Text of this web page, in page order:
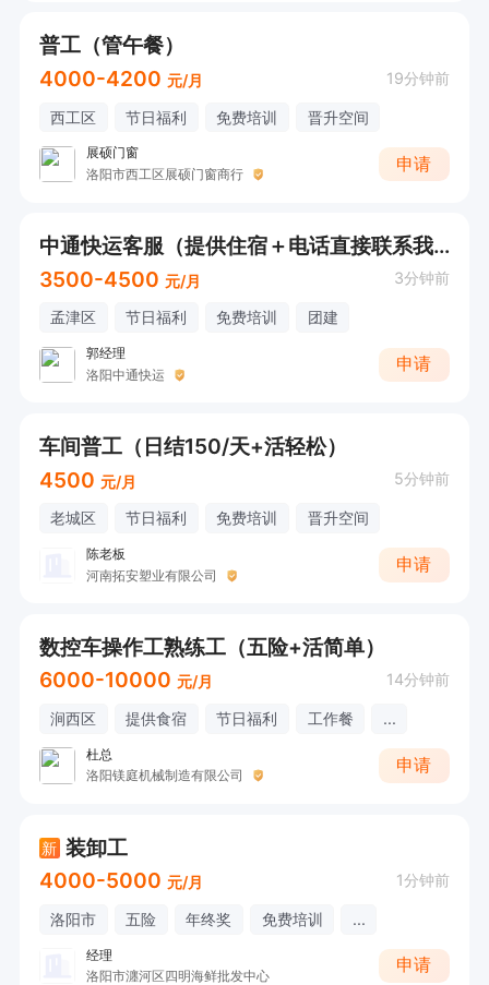
普工（管午餐）
4000-4200 元/月 19分钟前
西工区 节日福利 免费培训 晋升空间
展硕门窗
洛阳市西工区展硕门窗商行
申请
中通快运客服（提供住宿＋电话直接联系我）
3500-4500 元/月 3分钟前
孟津区 节日福利 免费培训 团建
郭经理
洛阳中通快运
申请
车间普工（日结150/天+活轻松）
4500 元/月 5分钟前
老城区 节日福利 免费培训 晋升空间
陈老板
河南拓安塑业有限公司
申请
数控车操作工熟练工（五险+活简单）
6000-10000 元/月 14分钟前
涧西区 提供食宿 节日福利 工作餐 ...
杜总
洛阳镁庭机械制造有限公司
申请
新 装卸工
4000-5000 元/月 1分钟前
洛阳市 五险 年终奖 免费培训 ...
经理
洛阳市瀍河区四明海鲜批发中心
申请